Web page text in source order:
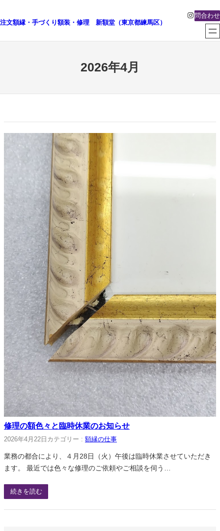
容
注文額縁・手づくり額装・修理 新額堂（東京都練馬区）
Instagram
問合わせ
2026年4月
修理の額色々と臨時休業のお知らせ
2026年4月22日 カテゴリー : 額縁の仕事
業務の都合により、４月28日（火）午後は臨時休業させていただき
ます。 最近では色々な修理のご依頼やご相談を伺う…
続きを読む